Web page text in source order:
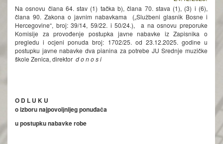
Na osnovu člana 64. stav (1) tačka b), člana 70. stava (1), (3) i (6),
člana 90. Zakona o javnim nabavkama („Službeni glasnik Bosne i
Hercegovine“, broj: 39/14, 59/22. i 50/24.), a na osnovu preporuke
Komisije za provođenje postupka javne nabavke iz Zapisnika o
pregledu i ocjeni ponuda broj: 1702/25. od 23.12.2025. godine u
postupku javne nabavke dva pianina za potrebe JU Srednje muzičke
škole Zenica, direktor d o n o s i
O D L U K U
o izborunajpovolјnijegponuđača
u postupku nabavke robe